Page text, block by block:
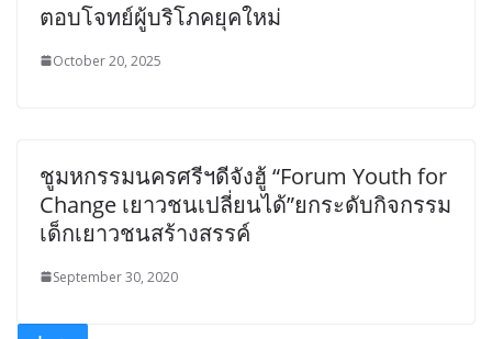
ตอบโจทย์ผู้บริโภคยุคใหม่
October 20, 2025
ชูมหกรรมนครศรีฯดีจังฮู้ “Forum Youth for
Change เยาวชนเปลี่ยนได้”ยกระดับกิจกรรม
เด็กเยาวชนสร้างสรรค์
September 30, 2020